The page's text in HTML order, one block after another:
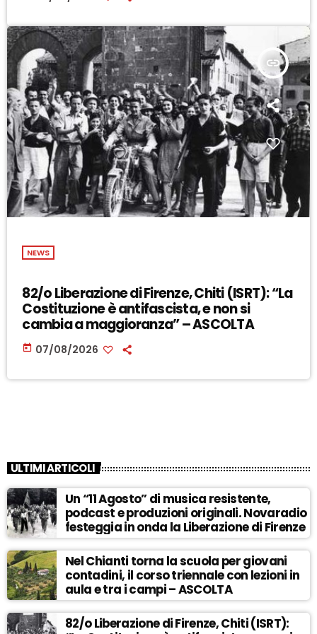
insert_link
NEWS
82/o Liberazione di Firenze, Chiti (ISRT): “La
Costituzione è antifascista, e non si
cambia a maggioranza” – ASCOLTA
today 07/08/2026
ULTIMI ARTICOLI
Un “11 Agosto” di musica resistente,
podcast e produzioni originali. Novaradio
festeggia in onda la Liberazione di Firenze
Nel Chianti torna la scuola per giovani
contadini, il corso triennale con lezioni in
aula e tra i campi – ASCOLTA
82/o Liberazione di Firenze, Chiti (ISRT):